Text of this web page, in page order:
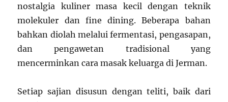
nostalgia kuliner masa kecil dengan teknik
molekuler dan fine dining. Beberapa bahan
bahkan diolah melalui fermentasi, pengasapan,
dan pengawetan tradisional yang
mencerminkan cara masak keluarga di Jerman.
Setiap sajian disusun dengan teliti, baik dari